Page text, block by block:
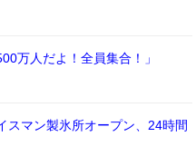
万人だよ！全員集合！」
スマン製氷所オープン、24時間